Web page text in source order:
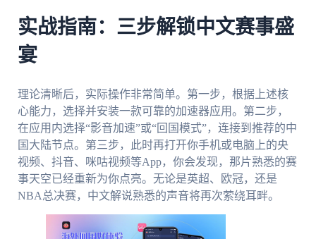
实战指南：三步解锁中文赛事盛
宴
理论清晰后，实际操作非常简单。第一步，根据上述核
心能力，选择并安装一款可靠的加速器应用。第二步，
在应用内选择“影音加速”或“回国模式”，连接到推荐的中
国大陆节点。第三步，此时再打开你手机或电脑上的央
视频、抖音、咪咕视频等App，你会发现，那片熟悉的赛
事天空已经重新为你点亮。无论是英超、欧冠，还是
NBA总决赛，中文解说熟悉的声音将再次萦绕耳畔。